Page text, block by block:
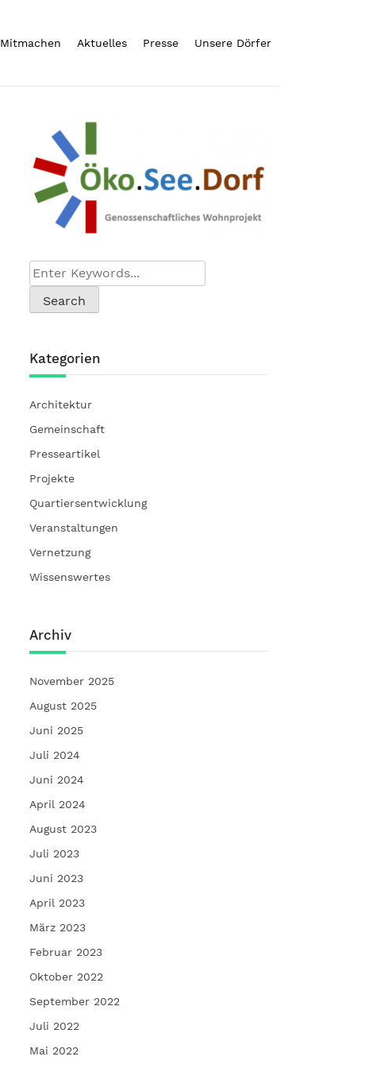
Mitmachen Aktuelles Presse Unsere Dörfer
Kategorien
Architektur
Gemeinschaft
Presseartikel
Projekte
Quartiersentwicklung
Veranstaltungen
Vernetzung
Wissenswertes
Archiv
November 2025
August 2025
Juni 2025
Juli 2024
Juni 2024
April 2024
August 2023
Juli 2023
Juni 2023
April 2023
März 2023
Februar 2023
Oktober 2022
September 2022
Juli 2022
Mai 2022